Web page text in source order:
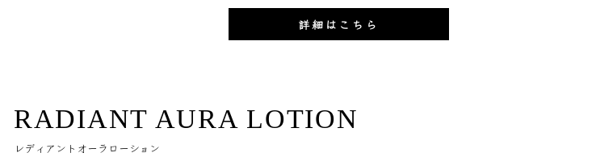
詳細はこちら
RADIANT AURA LOTION
レディアントオーラローション